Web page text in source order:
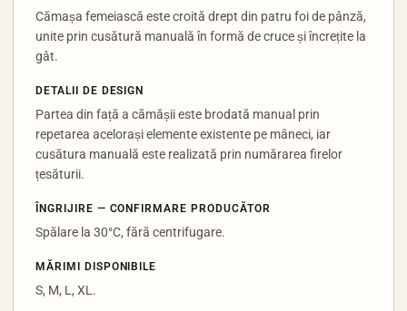
Cămașa femeiască este croită drept din patru foi de pânză,
unite prin cusătură manuală în formă de cruce și încrețite la
gât.
DETALII DE DESIGN
Partea din față a cămășii este brodată manual prin
repetarea acelorași elemente existente pe mâneci, iar
cusătura manuală este realizată prin numărarea firelor
țesăturii.
ÎNGRIJIRE — CONFIRMARE PRODUCĂTOR
Spălare la 30°C, fără centrifugare.
MĂRIMI DISPONIBILE
S, M, L, XL.